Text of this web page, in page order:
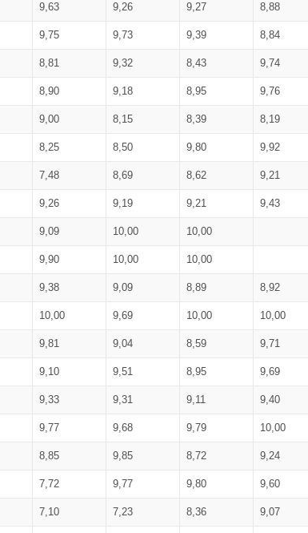
9,63 9,26 9,27 8,88
9,75 9,73 9,39 8,84
8,81 9,32 8,43 9,74
8,90 9,18 8,95 9,76
9,00 8,15 8,39 8,19
8,25 8,50 9,80 9,92
7,48 8,69 8,62 9,21
9,26 9,19 9,21 9,43
9,09 10,00 10,00
9,90 10,00 10,00
9,38 9,09 8,89 8,92
10,00 9,69 10,00 10,00
9,81 9,04 8,59 9,71
9,10 9,51 8,95 9,69
9,33 9,31 9,11 9,40
9,77 9,68 9,79 10,00
8,85 9,85 8,72 9,24
7,72 9,77 9,80 9,60
7,10 7,23 8,36 9,07